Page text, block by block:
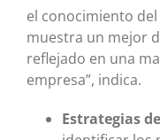
el conocimiento
muestra un mejor
reflejado en una
empresa”, indica.
Estrategias